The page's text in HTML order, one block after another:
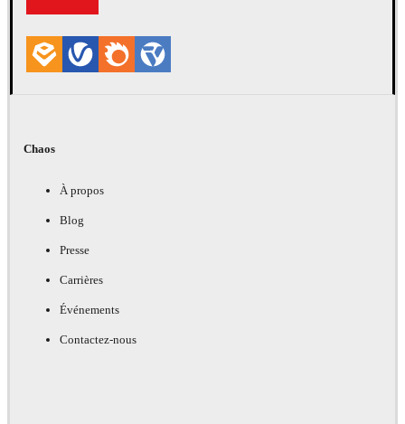
Chaos
À propos
Blog
Presse
Carrières
Événements
Contactez-nous